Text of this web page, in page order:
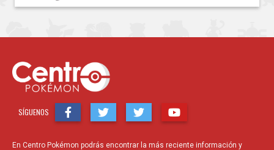
SÍGUENOS
En Centro Pokémon podrás encontrar la más reciente información y